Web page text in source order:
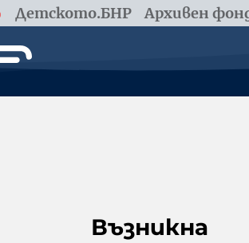
Детското.БНР Архивен
Възникна